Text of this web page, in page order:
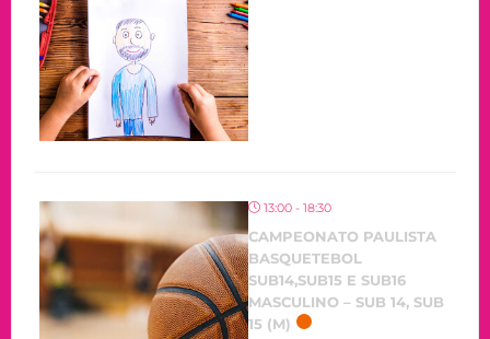
13:00 - 18:30
CAMPEONATO PAULISTA
BASQUETEBOL
SUB14,SUB15 E SUB16
MASCULINO – SUB 14, SUB
15 (M)